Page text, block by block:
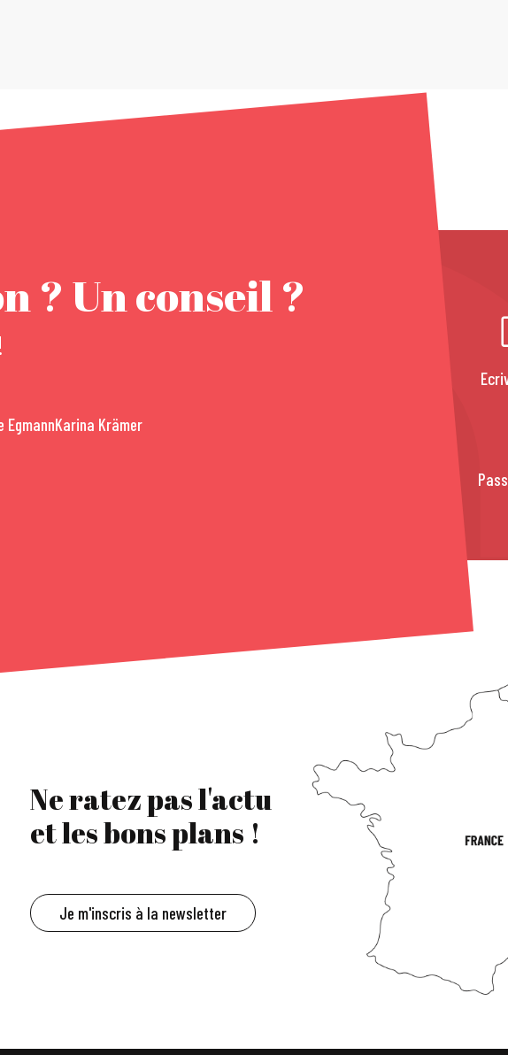
? Un conseil ?
EgmannKarina Krämer
Ne ratez pas l'actu
et les bons plans !
Je m'inscris à la newsletter